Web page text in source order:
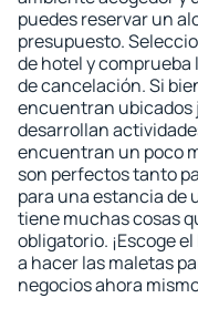
puedes reservar un
presupuesto.
de hotel y comprueba
de cancelación. Si
encuentran ubicados
desarrollan
encuentran un poco
son perfectos tanto
para una estancia de
tiene muchas cosas
obligatorio. ¡Escoge
a hacer las maletas
negocios ahora